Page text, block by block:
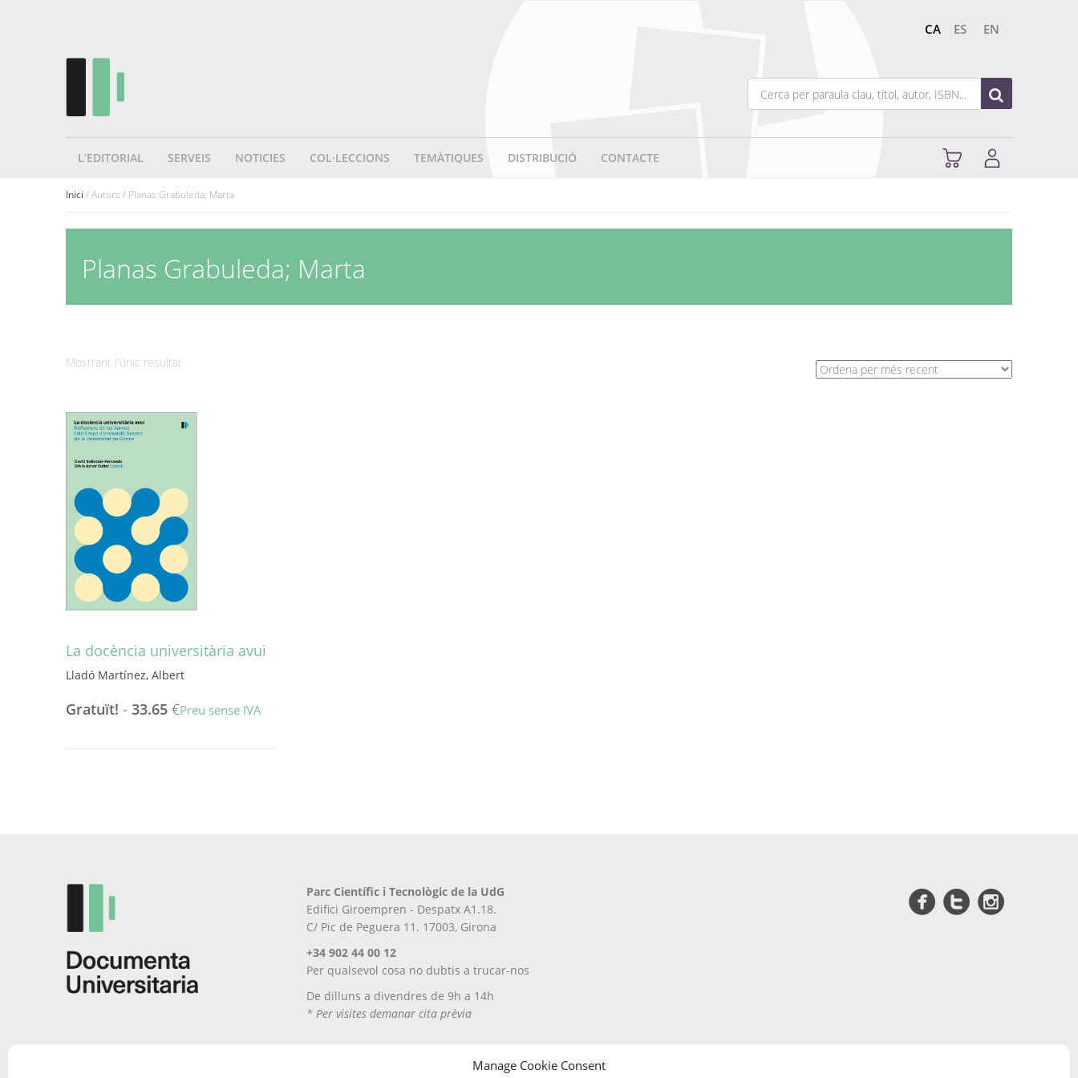
Manage Cookie Consent
CA ES EN
L’EDITORIAL SERVEIS NOTICIES COL·LECCIONS TEMÀTIQUES DISTRIBUCIÓ CONTACTE
Inici / Autors / Planas Grabuleda; Marta
Planas Grabuleda; Marta
Mostrant l'únic resultat
La docència universitària avui
Lladó Martínez, Albert
Gratuït! - 33.65 €Preu sense IVA
del
producte
Parc Científic i Tecnològic de la UdG
Edifici Giroempren - Despatx A1.18.
C/ Pic de Peguera 11. 17003, Girona
+34 902 44 00 12
Per qualsevol cosa no dubtis a trucar-nos
De dilluns a divendres de 9h a 14h
* Per visites demanar cita prèvia